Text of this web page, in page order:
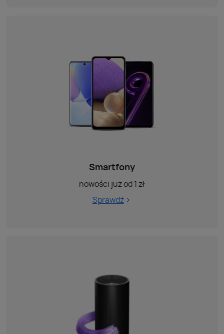
Smartfony
nowości już od 1 zł
Sprawdź